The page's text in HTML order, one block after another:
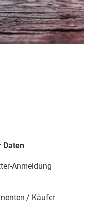
Daten
Anmeldung
/ Käufer